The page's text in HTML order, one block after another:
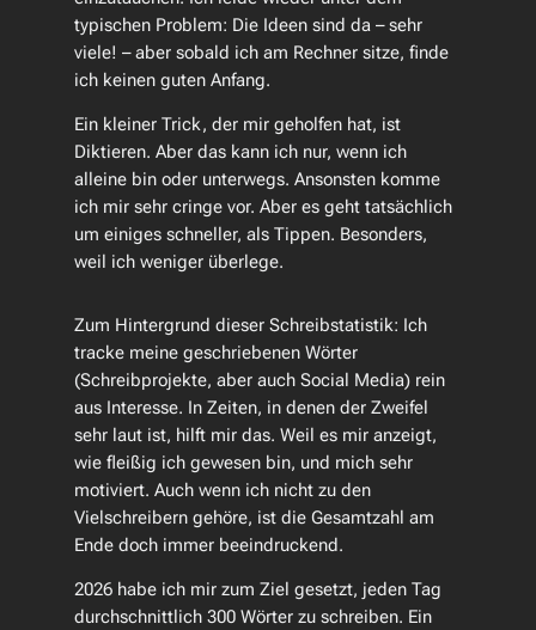
typischen Problem: Die Ideen sind da – sehr
viele! – aber sobald ich am Rechner sitze, finde
ich keinen guten Anfang.
Ein kleiner Trick, der mir geholfen hat, ist
Diktieren. Aber das kann ich nur, wenn ich
alleine bin oder unterwegs. Ansonsten komme
ich mir sehr cringe vor. Aber es geht tatsächlich
um einiges schneller, als Tippen. Besonders,
weil ich weniger überlege.
Zum Hintergrund dieser Schreibstatistik: Ich
tracke meine geschriebenen Wörter
(Schreibprojekte, aber auch Social Media) rein
aus Interesse. In Zeiten, in denen der Zweifel
sehr laut ist, hilft mir das. Weil es mir anzeigt,
wie fleißig ich gewesen bin, und mich sehr
motiviert. Auch wenn ich nicht zu den
Vielschreibern gehöre, ist die Gesamtzahl am
Ende doch immer beeindruckend.
2026 habe ich mir zum Ziel gesetzt, jeden Tag
durchschnittlich 300 Wörter zu schreiben. Ein